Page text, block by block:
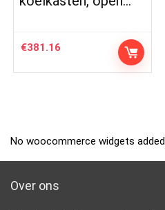
€381.16
No woocommerce widgets added
Over ons